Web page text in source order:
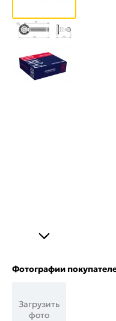
Фотографии
Загрузить
фото